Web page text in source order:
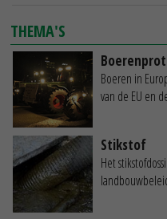
THEMA'S
Boeren in
van de EU en
Stikstof
Het